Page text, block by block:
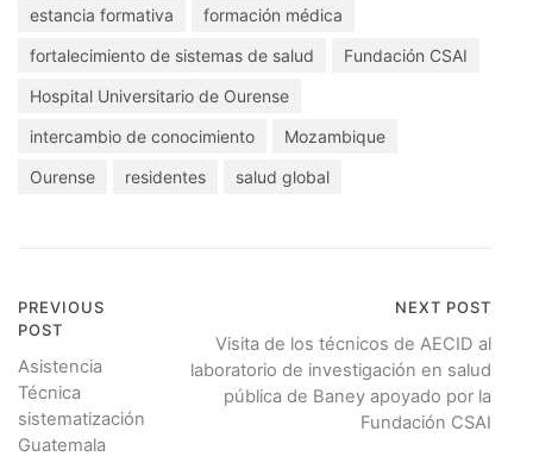
estancia formativa
formación médica
fortalecimiento de sistemas de salud
Fundación CSAI
Hospital Universitario de Ourense
intercambio de conocimiento
Mozambique
Ourense
residentes salud global
Navegación
de
entradas
PREVIOUS
POST
Asistencia
Técnica
sistematización
Guatemala
NEXT POST
Visita de los técnicos de AECID al
laboratorio de investigación en salud
pública de Baney apoyado por la
Fundación CSAI